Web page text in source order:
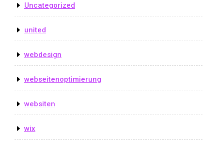
Uncategorized
united
webdesign
webseitenoptimierung
websiten
wix